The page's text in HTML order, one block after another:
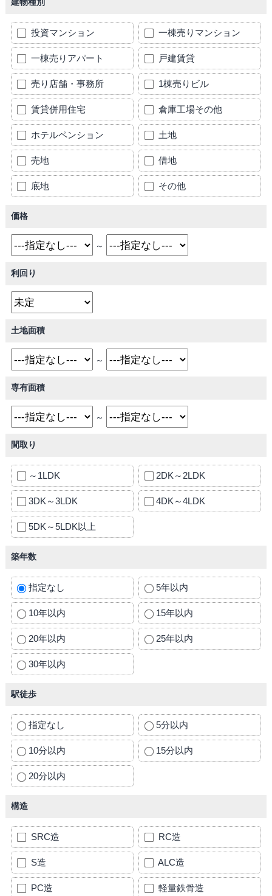
投資マンション 一棟売りマンション
一棟売りアパート 戸建賃貸
売り店舗・事務所 1棟売りビル
賃貸併用住宅 倉庫工場その他
ホテルペンション 土地
売地 借地
底地 その他
価格
～
利回り
土地面積
～
専有面積
～
間取り
～1LDK 2DK～2LDK
3DK～3LDK 4DK～4LDK
5DK～5LDK以上
築年数
指定なし 5年以内
10年以内 15年以内
20年以内 25年以内
30年以内
駅徒歩
指定なし 5分以内
10分以内 15分以内
20分以内
構造
SRC造 RC造
S造 ALC造
PC造 軽量鉄骨造